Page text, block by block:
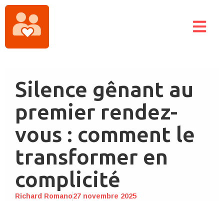
Silence gênant au
premier rendez-
vous : comment le
transformer en
complicité
Richard Romano27 novembre 2025